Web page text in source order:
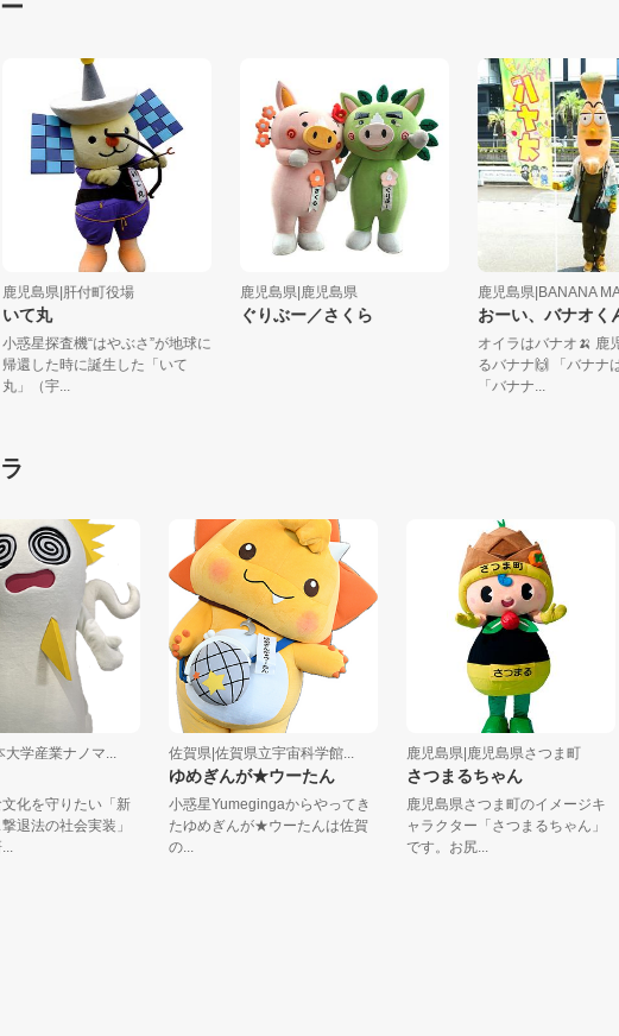
鹿児島県|肝付町役場
いて丸
小惑星探査機“はやぶさ”が地球に
帰還した時に誕生した「いて
丸」（宇...
鹿児島県|鹿児島県
ぐりぶー／さくら
鹿児島県
おーい、バナ
オイラはバナオ
るバナナ🙌 「バ
「バナナ...
業ナノマ...
守りたい「新
の社会実装」
佐賀県|佐賀県立宇宙科学館...
ゆめぎんが★ウーたん
小惑星Yumegingaからやってき
たゆめぎんが★ウーたんは佐賀
鹿児島県|鹿児島県さつま町
さつまるちゃん
鹿児島県さつま町のイメージキ
ャラクター「さつまるちゃん」
です。お尻...